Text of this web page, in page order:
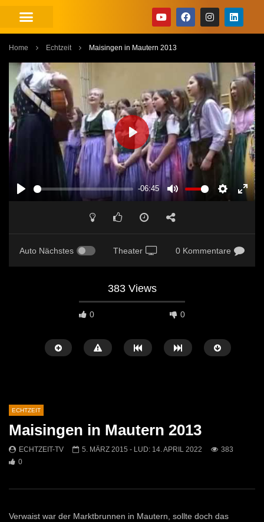
Home Echtzeit Maisingen in Mautern 2013
PLAY
-06:45
SETTINGS
PLAY
Auto Nächstes Theater 0 Kommentare
383 Views
0 0
„Spirituelle Reise“ Vocalensemble
ECHTZEIT-TV
18. NOVEMBER 2024
ECHTZEIT-TV
12.
ECHTZEIT
Maisingen in Mautern 2013
ECHTZEIT-TV 5. MÄRZ 2015 - LUD: 14. APRIL 2022
383
0
Verwaist war der Marktbrunnen in Mautern, sollte doch das